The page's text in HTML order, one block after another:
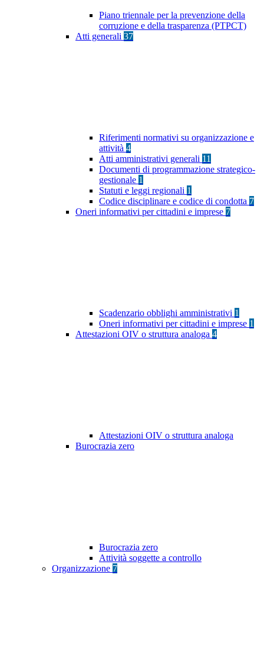
Piano triennale per la prevenzione della
corruzione e della trasparenza (PTPCT)
Atti generali 37
Riferimenti normativi su organizzazione e
attività 4
Atti amministrativi generali 11
Documenti di programmazione strategico-
gestionale 1
Statuti e leggi regionali 1
Codice disciplinare e codice di condotta 7
Oneri informativi per cittadini e imprese 7
Scadenzario obblighi amministrativi 1
Oneri informativi per cittadini e imprese 1
Attestazioni OIV o struttura analoga 4
Attestazioni OIV o struttura analoga
Burocrazia zero
Burocrazia zero
Attività soggette a controllo
Organizzazione 7